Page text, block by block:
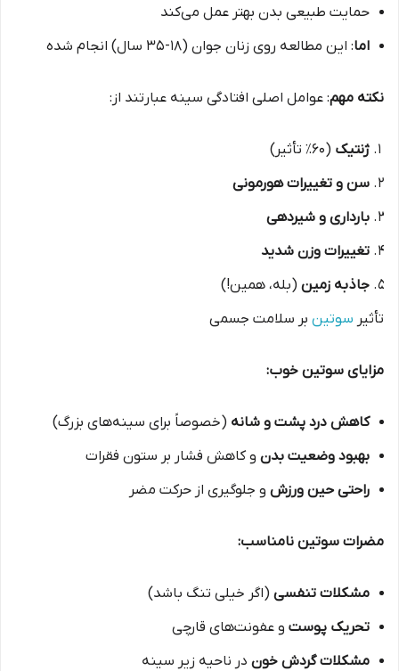
حمایت طبیعی بدن بهتر عمل می‌کند
اما: این مطالعه روی زنان جوان (۱۸-۳۵ سال) انجام شده
نکته مهم: عوامل اصلی افتادگی سینه عبارتند از:
ژنتیک (۶۰٪ تأثیر)
سن و تغییرات هورمونی
بارداری و شیردهی
تغییرات وزن شدید
جاذبه زمین (بله، همین!)
تأثیر سوتین بر سلامت جسمی
مزایای سوتین خوب:
کاهش درد پشت و شانه (خصوصاً برای سینه‌های بزرگ)
بهبود وضعیت بدن و کاهش فشار بر ستون فقرات
راحتی حین ورزش و جلوگیری از حرکت مضر
مضرات سوتین نامناسب:
مشکلات تنفسی (اگر خیلی تنگ باشد)
تحریک پوست و عفونت‌های قارچی
مشکلات گردش خون در ناحیه زیر سینه